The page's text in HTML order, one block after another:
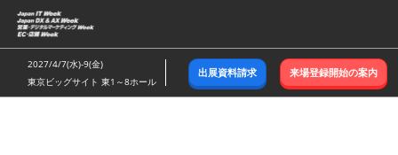
ス
キ
ッ
し
2027/4/7(水)-9(金)
東京ビッグサイト 東1～8ホール
出展資料請求 来場登録開始の案内